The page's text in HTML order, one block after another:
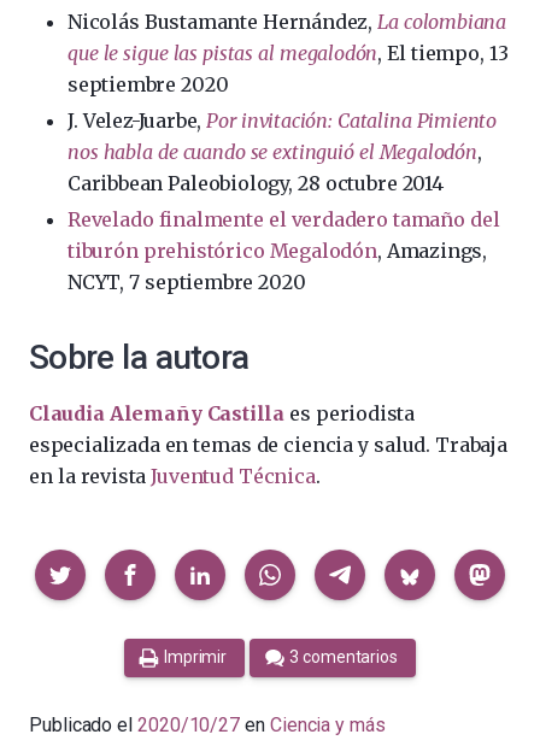
Nicolás Bustamante Hernández,La colombiana
que le sigue las pistas al megalodón, El tiempo, 13
septiembre 2020
J. Velez-Juarbe,Por invitación: Catalina Pimiento
nos habla de cuando se extinguió el Megalodón,
Caribbean Paleobiology, 28 octubre 2014
Revelado finalmente el verdadero tamaño del
tiburón prehistórico Megalodón, Amazings,
NCYT, 7 septiembre 2020
Sobre la autora
Claudia Alemañy Castilla es periodista
especializada en temas de ciencia y salud. Trabaja
en la revistaJuventud Técnica.
Compartir
Imprimir 3 comentarios
Publicado el 2020/10/27 en Ciencia y más